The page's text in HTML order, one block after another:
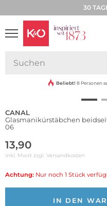
30
VIBES
Beliebt! 8 Personen
CANAL
Glasmanikürstäbchen
06
13,90
inkl. Mwst zzgl. Versandkosten
Achtung: Nur noch 1 Stück
IN DEN